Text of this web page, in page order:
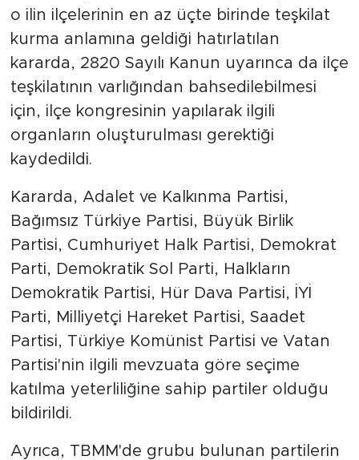
o ilin ilçelerinin en az üçte birinde teşkilat
kurma anlamına geldiği hatırlatılan
kararda, 2820 Sayılı Kanun uyarınca da ilçe
teşkilatının varlığından bahsedilebilmesi
için, ilçe kongresinin yapılarak ilgili
organların oluşturulması gerektiği
kaydedildi.
Kararda, Adalet ve Kalkınma Partisi,
Bağımsız Türkiye Partisi, Büyük Birlik
Partisi, Cumhuriyet Halk Partisi, Demokrat
Parti, Demokratik Sol Parti, Halkların
Demokratik Partisi, Hür Dava Partisi, İYİ
Parti, Milliyetçi Hareket Partisi, Saadet
Partisi, Türkiye Komünist Partisi ve Vatan
Partisi'nin ilgili mevzuata göre seçime
katılma yeterliliğine sahip partiler olduğu
bildirildi.
Ayrıca, TBMM'de grubu bulunan partilerin